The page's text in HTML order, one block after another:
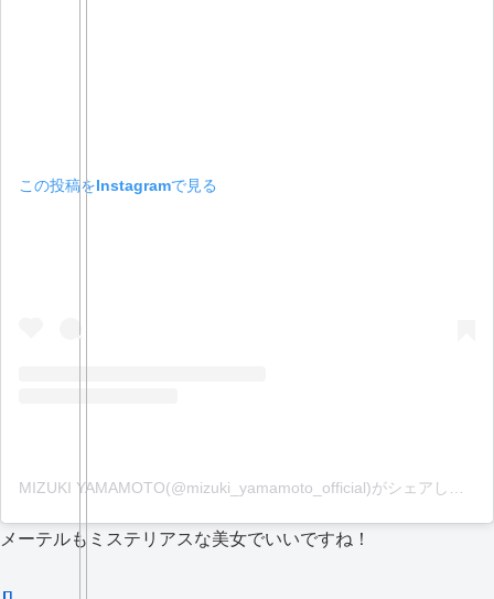
この投稿をInstagramで見る
MIZUKI YAMAMOTO(@mizuki_yamamoto_official)がシェアした投稿
メーテルもミステリアスな美女でいいですね！